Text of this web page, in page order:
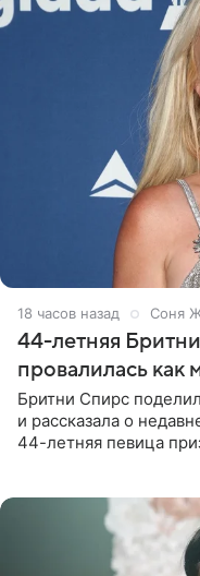
18 часов назад Соня
44-летняя
провалилась как
Бритни Спирс
и рассказала о
44-летняя певица